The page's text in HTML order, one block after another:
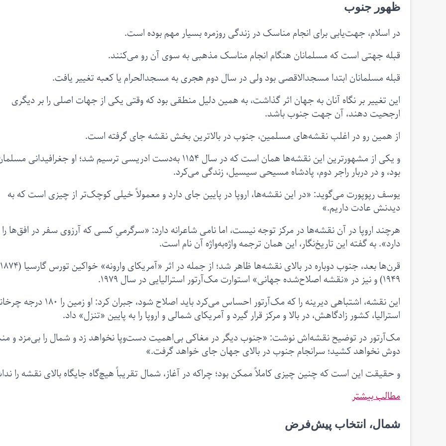
ظهور جنوب
در اسلام، جهت‌یابی برای انجام مناسک در زندگی روزمره بسیار مهم بوده است.
قبله جهتی است که مسلمانان هنگام انجام مناسک مذهبی به سوی آن رو می‌کنند.
قبله مسلمانان ابتدا مسجدالاقصی بود ولی در سال دوم هجری به مسجدالحرام یا کعبه تغییر یافت.
این تغییر بر نگاه آنان به جهان اثر گذاشت، به همین دلیل منطقی بود که وقتی یکی از جهات اصلی را بر دیگری
ارجحیت دهند، آن جهت جنوب باشد.
از همین رو در اغلب نقشه‌های مسلمین، جنوب در بالاترین بخش نقشه جای گرفته است.
و یکی از مشهورترین این نقشه‌ها همان است که در سال ۱۱۵۴ به‌دست ادریسی ترسیم شد؛ او جغرافیدانی
بود، و در دربار راجر دوم، پادشاه مسیحی سیسیل، زندگی می‌کرد.
یوسف رپوپورت می‌گوید: «در این نقشه‌ها، اروپا در پایین جای دارد و معمولاً خیلی کوچک‌تر از چیزی است که به
دیدنش عادت داریم.»
هرچند اروپا در آن نقشه‌ها در مرکز توجه نیست، اما نامی شاعرانه دارد: «سرگرمیِ کسی که آرزوی سفر در افق‌ها را
دارد». به گفته این تاریخ‌نگار، این همان ترجمه واژه‌به‌واژه آن نام است.
۱۹۴۹) و نیز در «نقشه اصلاح‌شده جهانی» استوارت مک‌آرتور استرالیایی در سال ۱۹۷۹.
این نقشه، اشتباهی دیرینه را که مک‌آرتور احساس می‌کرد باید اصلاح شود، جبران
استرالیا، کشور زادگاهش، در بالا و مرکز قرار گیرد و آمریکای شمالی و اروپا را به پایین «تنزل» داد.
مک‌آرتور در توضیح نقشه‌اش نوشت: «جنوب دیگر در مغاکی بی‌اهمیت دست‌وپا نخواهد زد و شمال را بی‌مزد و
دوش نخواهد کشید؛ سرانجام جنوب در بالای جهان جای خواهد گرفت.»
و حقیقت این است که چنین چیزی کاملاً ممکن بود؛ چراکه در آغاز، شمال تقریباً هیچ‌گاه جایگاه بالای نقشه را
مطالب بیشتر
شمال، انتخاب پیش‌فرض